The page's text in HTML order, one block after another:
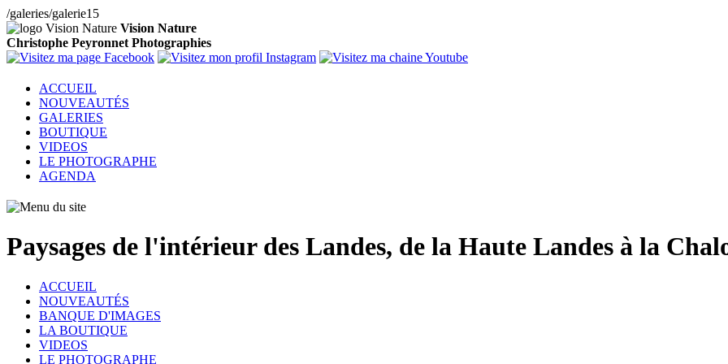
/galeries/galerie15
Vision Nature
Christophe Peyronnet Photographies
ACCUEIL
NOUVEAUTÉS
GALERIES
BOUTIQUE
VIDEOS
LE PHOTOGRAPHE
AGENDA
Paysages de l'intérieur des Landes, de la Haute Landes à la
ACCUEIL
NOUVEAUTÉS
BANQUE D'IMAGES
LA BOUTIQUE
VIDEOS
LE PHOTOGRAPHE